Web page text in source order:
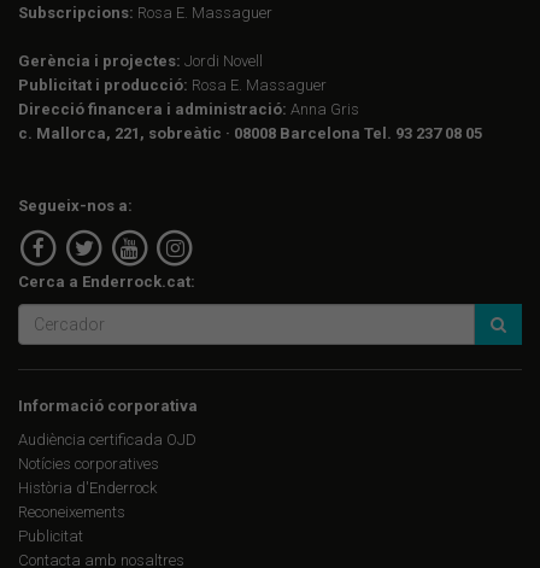
Subscripcions: Rosa E. Massaguer
Gerència i projectes: Jordi Novell
Publicitat i producció: Rosa E. Massaguer
Direcció financera i administració: Anna Gris
c. Mallorca, 221, sobreàtic · 08008 Barcelona Tel. 93 237 08 05
Segueix-nos a:
Cerca a Enderrock.cat:
Informació corporativa
Audiència certificada OJD
Notícies corporatives
Història d'Enderrock
Reconeixements
Publicitat
Contacta amb nosaltres